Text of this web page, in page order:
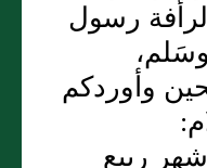
رسول
وأوردكم
ربيع